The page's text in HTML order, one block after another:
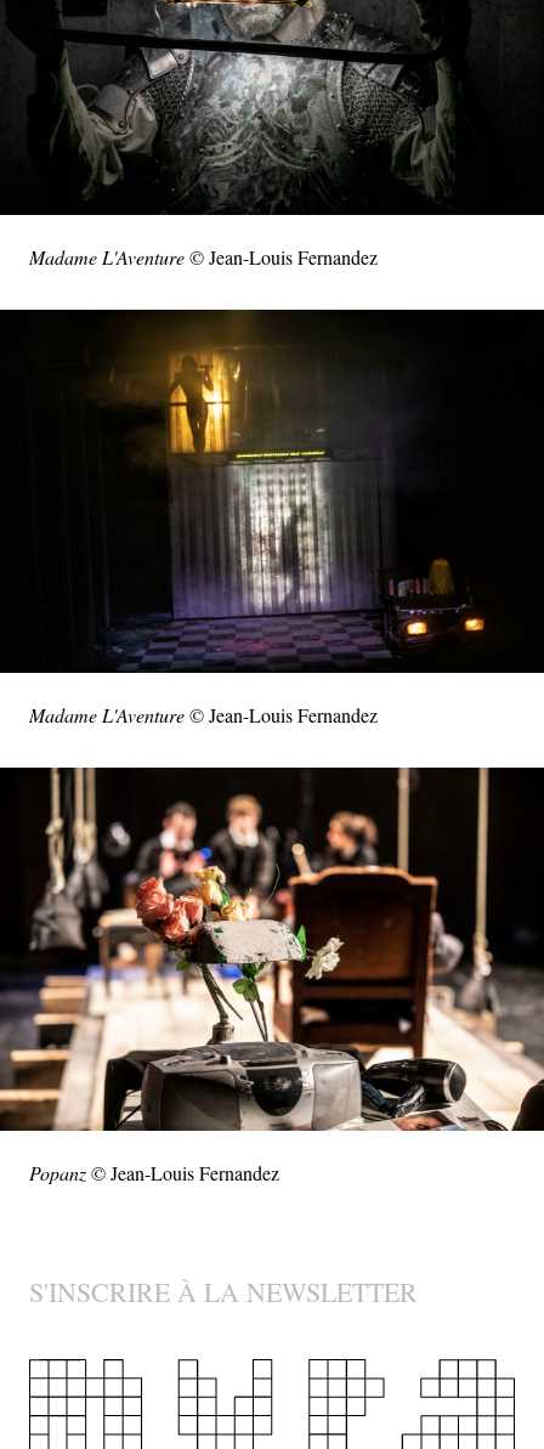
Madame L'Aventure© Jean-Louis Fernandez
Madame L'Aventure© Jean-Louis Fernandez
Popanz© Jean-Louis Fernandez
S'INSCRIRE À LA NEWSLETTER